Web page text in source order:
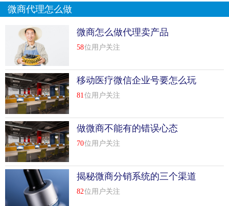
微商代理怎么做
微商怎么做代理卖产品
58位用户关注
移动医疗微信企业号要怎么玩
81 位用户关注
做微商不能有的错误心态
70位用户关注
揭秘微商分销系统的三个渠道
模式
82位用户关注